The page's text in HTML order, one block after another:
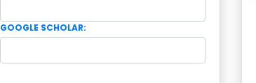
GOOGLE SCHOLAR: